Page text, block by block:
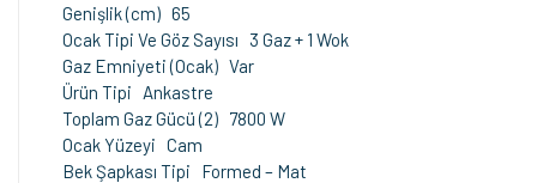
Genişlik (cm) 65
Ocak Tipi Ve Göz Sayısı 3 Gaz + 1 Wok
Gaz Emniyeti (Ocak) Var
Ürün Tipi Ankastre
Toplam Gaz Gücü (2) 7800 W
Ocak Yüzeyi Cam
Bek Şapkası Tipi Formed – Mat